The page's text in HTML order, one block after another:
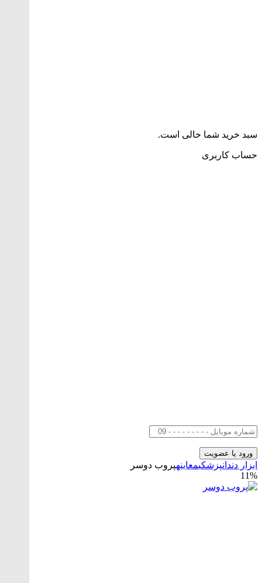
سبد خرید شما خالی است.
حساب کاربری
ابزار دندانپزشکیمعاینهپروب دوسر
11%